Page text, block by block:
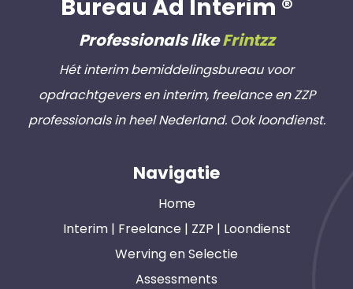
Bureau Ad Interim ®
Professionals likeFrintzz
Hét interim bemiddelingsbureau voor
opdrachtgevers en interim, freelance en ZZP
professionals in heel Nederland. Ook loondienst.
Navigatie
Home
Interim | Freelance | ZZP | Loondienst
Werving en Selectie
Assessments